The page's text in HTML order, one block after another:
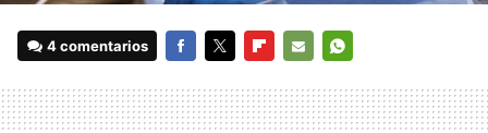
4 comentarios
MAIL